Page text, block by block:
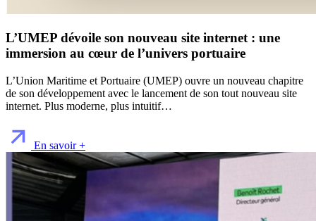
L’UMEP dévoile son nouveau site internet : une
immersion au cœur de l’univers portuaire
L’Union Maritime et Portuaire (UMEP) ouvre un nouveau chapitre
de son développement avec le lancement de son tout nouveau site
internet. Plus moderne, plus intuitif…
En savoir +